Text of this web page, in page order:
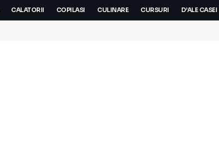
CALATORII COPILASI CULINARE CURSURI D’ALE CASEI